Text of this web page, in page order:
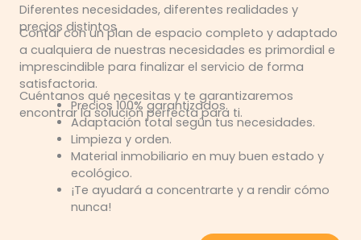
Diferentes necesidades, diferentes realidades y
precios distintos
Contar con un plan de espacio completo y adaptado
a cualquiera de nuestras necesidades es primordial e
imprescindible para finalizar el servicio de forma
satisfactoria.
Cuéntanos qué necesitas y te garantizaremos
encontrar la solución perfecta para ti.
Precios 100% garantizados.
Adaptación total según tus necesidades.
Limpieza y orden.
Material inmobiliario en muy buen estado y
ecológico.
¡Te ayudará a concentrarte y a rendir cómo
nunca!